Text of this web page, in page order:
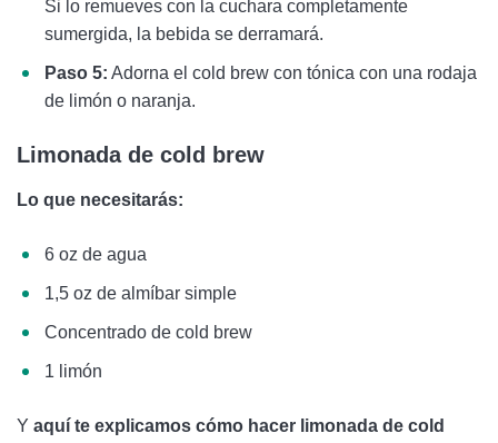
Si lo remueves con la cuchara completamente
sumergida, la bebida se derramará.
Paso 5: Adorna el cold brew con tónica con una rodaja
de limón o naranja.
Limonada de cold brew
Lo que necesitarás:
6 oz de agua
1,5 oz de almíbar simple
Concentrado de cold brew
1 limón
Y aquí te explicamos cómo hacer limonada de cold